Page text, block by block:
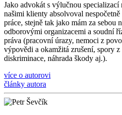
Jako advokát s výlučnou specializací
našimi klienty absolvoval
práce, stejně tak jako mám za sebou
odborovými organizacemi a soudní
práva (pracovní úrazy, nemoci z
výpovědi a okamžitá zrušení, spory
diskriminace, náhrada škody aj.).
více o autorovi
články autora